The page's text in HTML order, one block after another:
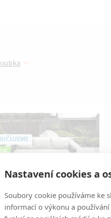
Nastavení cookies a
Soubory cookie používáme ke
informací o výkonu a
e
n
í
p
r